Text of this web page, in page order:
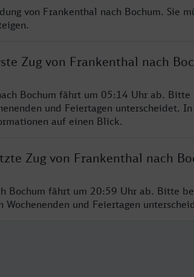
von Frankenthal nach Bochum. Sie
Zug von Frankenthal nach
Bochum fährt um 05:14 Uhr ab. Bitte
und Feiertagen unterscheidet.
auf einen Blick.
Zug von Frankenthal nach
Bochum fährt um 20:59 Uhr ab. Bitte
Wochenenden und Feiertagen